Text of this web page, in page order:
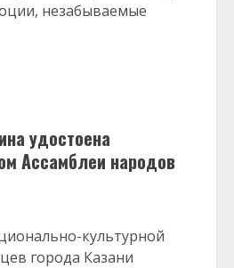
незабываемые
удостоена
Ассамблеи народов
культурной
города Казани